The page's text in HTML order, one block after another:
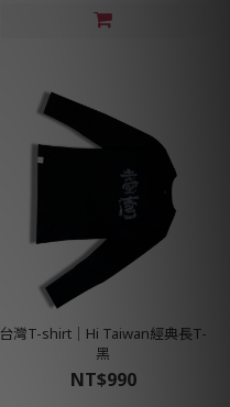
台灣T-shirt│Hi Taiwan經典長T-
黑
NT$990